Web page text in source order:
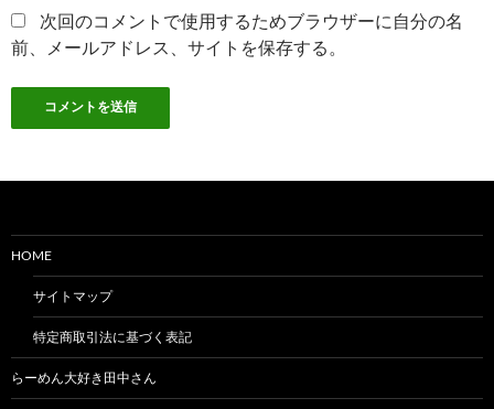
次回のコメントで使用するためブラウザーに自分の名
前、メールアドレス、サイトを保存する。
HOME
サイトマップ
特定商取引法に基づく表記
らーめん大好き田中さん